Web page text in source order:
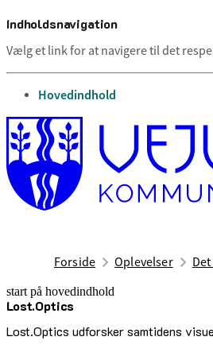
Indholdsnavigation
Vælg et link for at navigere til det
gå til
Hovedindhold
Forside Oplevelser
start på hovedindhold
Lost.Optics
Lost.Optics udforsker samtidens
senest opdateret 24. juni 2026